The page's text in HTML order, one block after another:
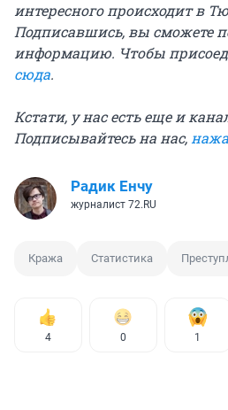
интересного происходит в
Подписавшись, вы сможете
информацию. Чтобы
сюда.
Кстати, у нас есть еще и
Подписывайтесь на нас,
Радик Енчу
журналист 72.RU
Кража Статистика
4 0 1